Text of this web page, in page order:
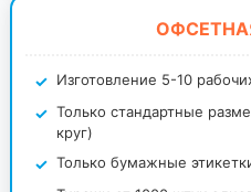
Изготовление 5-10
Только стандартные
круг)
Только бумажные